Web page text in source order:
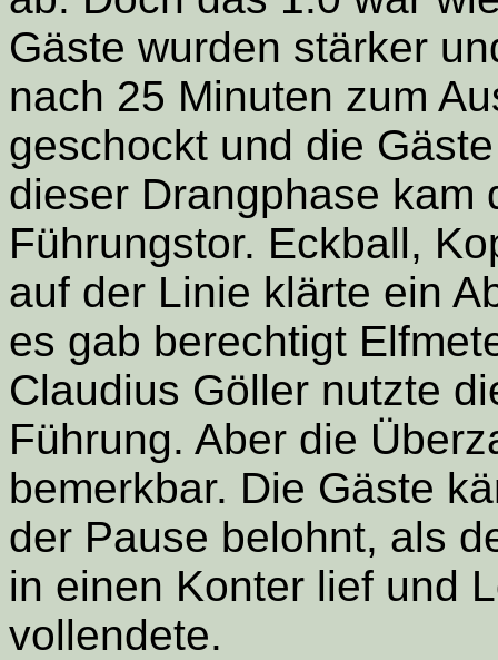
Gäste wurden stärker
nach 25 Minuten zum
geschockt und die
dieser Drangphase kam
Führungstor. Eckball,
auf der Linie klärte ein
es gab berechtigt
Claudius Göller nutzte
Führung. Aber die
bemerkbar. Die Gäste
der Pause belohnt, als
in einen Konter lief und
vollendete.